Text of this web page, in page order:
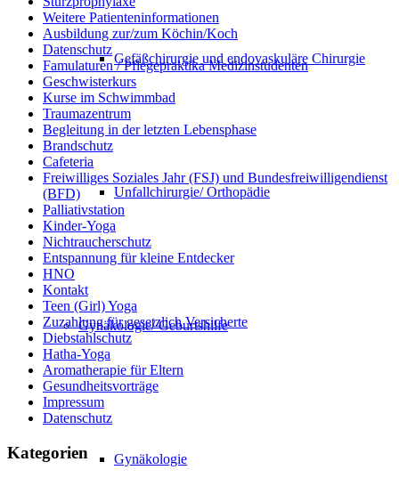
Gefäßchirurgie und endovaskuläre Chirurgie
Unfallchirurgie/ Orthopädie
Gynäkologie/ Geburtshilfe
Gynäkologie
Weitere Patienteninformationen
Ausbildung zur/zum Köchin/Koch
Datenschutz
Famulaturen / Pflegepraktika Medizinstudenten
Geschwisterkurs
Kurse im Schwimmbad
Traumazentrum
Begleitung in der letzten Lebensphase
Brandschutz
Cafeteria
Freiwilliges Soziales Jahr (FSJ) und Bundesfreiwilligendienst
(BFD)
Palliativstation
Kinder-Yoga
Nichtraucherschutz
Entspannung für kleine Entdecker
HNO
Kontakt
Teen (Girl) Yoga
Zuzahlung für gesetzlich Versicherte
Diebstahlschutz
Hatha-Yoga
Aromatherapie für Eltern
Gesundheitsvorträge
Impressum
Datenschutz
Kategorien